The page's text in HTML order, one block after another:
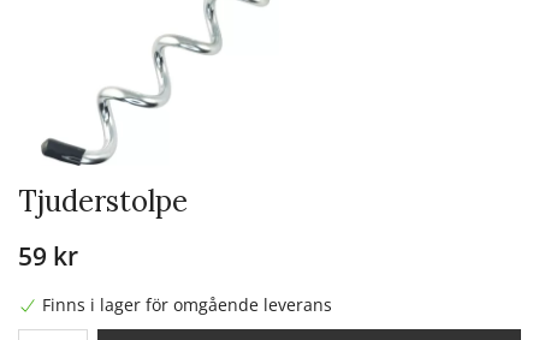
Tjuderstolpe
59 kr
Finns i lager för omgående leverans